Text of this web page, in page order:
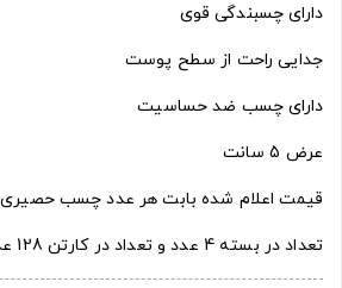
دارای چسبندگی قوی
جدایی راحت از سطح پوست
دارای چسب ضد حساسیت
عرض 5 سانت
قیمت اعلام شده بابت هر عدد چسب
تعداد در بسته 4 عدد و تعداد در کارتن 128 عدد